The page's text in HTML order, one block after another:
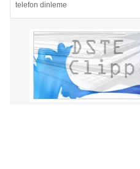
telefon dinleme